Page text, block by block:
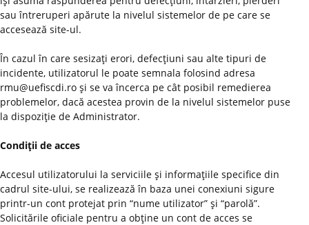
sau întreruperi apărute la nivelul sistemelor de pe care se
accesează site-ul.
În cazul în care sesizaţi erori, defecţiuni sau alte tipuri de
incidente, utilizatorul le poate semnala folosind adresa
rmu@uefiscdi.ro şi se va încerca pe cât posibil remedierea
problemelor, dacă acestea provin de la nivelul sistemelor puse
la dispoziţie de Administrator.
Condiţii de acces
Accesul utilizatorului la serviciile şi informaţiile specifice din
cadrul site-ului, se realizează în baza unei conexiuni sigure
printr-un cont protejat prin “nume utilizator” şi “parolă”.
Solicitările oficiale pentru a obţine un cont de acces se